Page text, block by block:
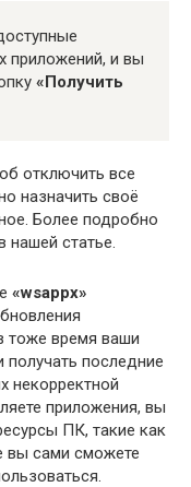
приложений, и вы
«Получить
отключить все
назначить своё
Более подробно
нашей статье.
«wsappx»
тоже время ваши
получать последние
некорректной
приложения, вы
ПК, такие как
вы сами сможете